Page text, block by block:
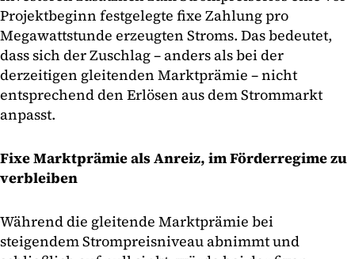
Projektbeginn festgelegte fixe Zahlung pro
Megawattstunde erzeugten Stroms. Das bedeutet,
dass sich der Zuschlag – anders als bei der
derzeitigen gleitenden Marktprämie – nicht
entsprechend den Erlösen aus dem Strommarkt
anpasst.
Fixe Marktprämie als Anreiz, im Förderregime zu
verbleiben
Während die gleitende Marktprämie bei
steigendem Strompreisniveau abnimmt und